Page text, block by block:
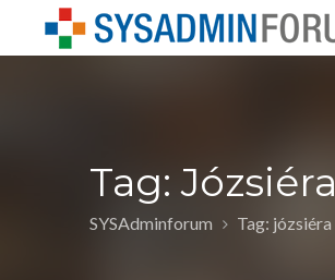
Tag: Józsiéra
SYSAdminforum Tag: józsiéra